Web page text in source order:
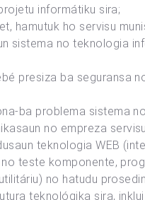
informátiku sira;
hamutuk ho servisu
sistema no teknologia
presiza ba
ba problema sistema
no empreza
teknologia WEB
teste komponente,
no hatudu
teknológika sira,